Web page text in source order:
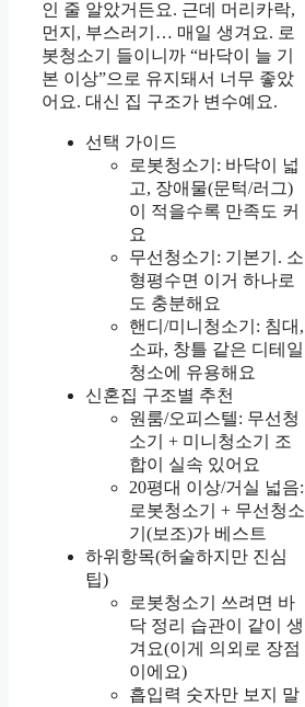
인 줄 알았거든요. 근데 머리카락,
먼지, 부스러기… 매일 생겨요. 로
봇청소기 들이니까 “바닥이 늘 기
본 이상”으로 유지돼서 너무 좋았
어요. 대신 집 구조가 변수예요.
선택 가이드
로봇청소기: 바닥이 넓
고, 장애물(문턱/러그)
이 적을수록 만족도 커
요
무선청소기: 기본기. 소
형평수면 이거 하나로
도 충분해요
핸디/미니청소기: 침대,
소파, 창틀 같은 디테일
청소에 유용해요
신혼집 구조별 추천
원룸/오피스텔: 무선청
소기 + 미니청소기 조
합이 실속 있어요
20평대 이상/거실 넓음:
로봇청소기 + 무선청소
기(보조)가 베스트
하위항목(허술하지만 진심
팁)
로봇청소기 쓰려면 바
닥 정리 습관이 같이 생
겨요(이게 의외로 장점
이에요)
흡입력 숫자만 보지 말